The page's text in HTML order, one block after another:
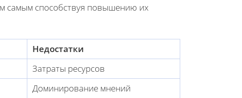
самым способствуя повышению их
Недостатки
Затраты ресурсов
Доминирование мнений